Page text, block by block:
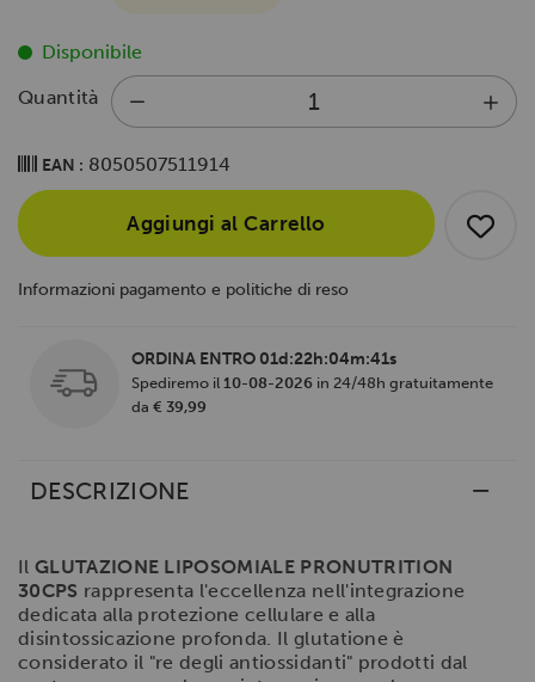
Disponibile
Quantità
EAN : 8050507511914
Aggiungi al Carrello
Informazioni pagamento e politiche di reso
ORDINA ENTRO 01d:22h:04m:40s
Spediremo il 10-08-2026 in 24/48h gratuitamente
da € 39,99
DESCRIZIONE
Il GLUTAZIONE LIPOSOMIALE PRONUTRITION
30CPS rappresenta l'eccellenza nell'integrazione
dedicata alla protezione cellulare e alla
disintossicazione profonda. Il glutatione è
considerato il "re degli antiossidanti" prodotti dal